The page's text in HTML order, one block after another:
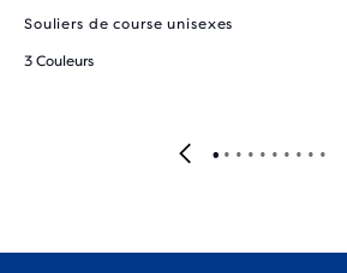
Souliers de course unisexes
3 Couleurs